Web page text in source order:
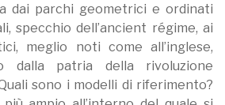
dai parchi geometrici e ordinati
specchio dell’ancient régime, ai
meglio noti come all’inglese,
dalla patria della rivoluzione
sono i modelli di riferimento?